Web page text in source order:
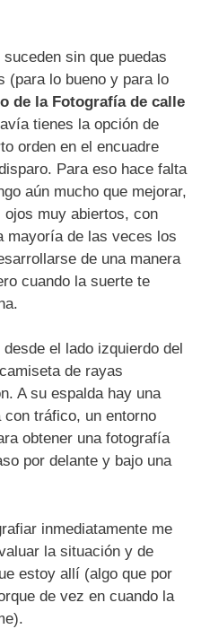
sin que puedas
(para lo bueno y para lo
de la Fotografía de calle
tienes la opción de
orden en el encuadre
Para eso hace falta
aún mucho que mejorar,
muy abiertos, con
mayoría de las veces los
de una manera
cuando la suerte te
el lado izquierdo del
de rayas
A su espalda hay una
tráfico, un entorno
obtener una fotografía
por delante y bajo una
inmediatamente me
la situación y de
estoy allí (algo que por
de vez en cuando la